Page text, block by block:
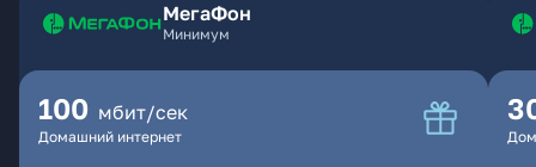
МегаФон
Минимум
100 мбит/сек
Домашний интернет